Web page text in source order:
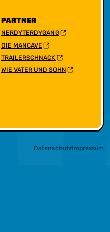
PARTNER
NERDYTERDYGANG
DIE MANCAVE
TRAILERSCHNACK
WIE VATER UND SOHN
DatenschutzImpressum